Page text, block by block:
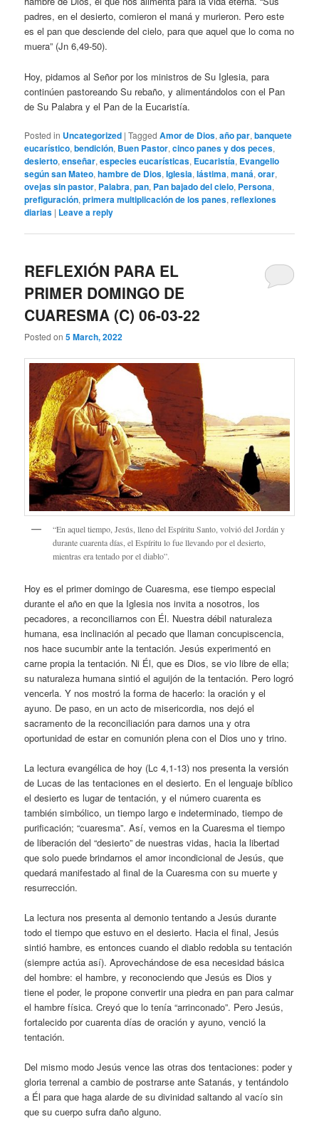
padres, en el desierto, comieron el maná y murieron. Pero este
es el pan que desciende del cielo, para que aquel que lo coma no
muera” (Jn 6,49-50).
Hoy, pidamos al Señor por los ministros de Su Iglesia, para
continúen pastoreando Su rebaño, y alimentándolos con el Pan
de Su Palabra y el Pan de la Eucaristía.
Posted in Uncategorized |Tagged Amor de Dios,año par,banquete
eucarístico,bendición, Buen Pastor,cinco panes y dos peces,
desierto,enseñar,especies eucarísticas, Eucaristía, Evangelio
según san Mateo,hambre de Dios,Iglesia,lástima,maná,orar,
ovejas sin pastor, Palabra,pan, Pan bajado del cielo, Persona,
prefiguración,primera multiplicación de los panes,reflexiones
diarias | Leave a reply
REFLEXIÓN PARA EL
PRIMER DOMINGO DE
CUARESMA (C) 06-03-22
Posted on5 March, 2022
“En aquel tiempo, Jesús, lleno del Espíritu Santo, volvió del Jordán y
durante cuarenta días, el Espíritu lo fue llevando por el desierto,
mientras era tentado por el diablo”.
Hoy es el primer domingo de Cuaresma, ese tiempo especial
durante el año en que la Iglesia nos invita a nosotros, los
pecadores, a reconciliarnos con Él. Nuestra débil naturaleza
humana, esa inclinación al pecado que llaman concupiscencia,
nos hace sucumbir ante la tentación. Jesús experimentó en
carne propia la tentación. Ni Él, que es Dios, se vio libre de ella;
su naturaleza humana sintió el aguijón de la tentación. Pero logró
vencerla. Y nos mostró la forma de hacerlo: la oración y el
ayuno. De paso, en un acto de misericordia, nos dejó el
sacramento de la reconciliación para darnos una y otra
oportunidad de estar en comunión plena con el Dios uno y trino.
La lectura evangélica de hoy (Lc 4,1-13) nos presenta la versión
de Lucas de las tentaciones en el desierto. En el lenguaje bíblico
el desierto es lugar de tentación, y el número cuarenta es
también simbólico, un tiempo largo e indeterminado, tiempo de
purificación; “cuaresma”. Así, vemos en la Cuaresma el tiempo
de liberación del “desierto” de nuestras vidas, hacia la libertad
que solo puede brindarnos el amor incondicional de Jesús, que
quedará manifestado al final de la Cuaresma con su muerte y
resurrección.
La lectura nos presenta al demonio tentando a Jesús durante
todo el tiempo que estuvo en el desierto. Hacia el final, Jesús
sintió hambre, es entonces cuando el diablo redobla su tentación
(siempre actúa así). Aprovechándose de esa necesidad básica
del hombre: el hambre, y reconociendo que Jesús es Dios y
tiene el poder, le propone convertir una piedra en pan para calmar
el hambre física. Creyó que lo tenía “arrinconado”. Pero Jesús,
fortalecido por cuarenta días de oración y ayuno, venció la
tentación.
Del mismo modo Jesús vence las otras dos tentaciones: poder y
gloria terrenal a cambio de postrarse ante Satanás, y tentándolo
a Él para que haga alarde de su divinidad saltando al vacío sin
que su cuerpo sufra daño alguno.